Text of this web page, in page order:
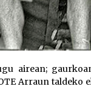
airean;
Arraun taldeko